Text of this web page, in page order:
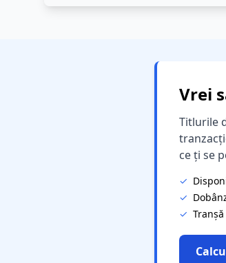
Vrei
Titlurile
ce ți se
✓
✓
✓